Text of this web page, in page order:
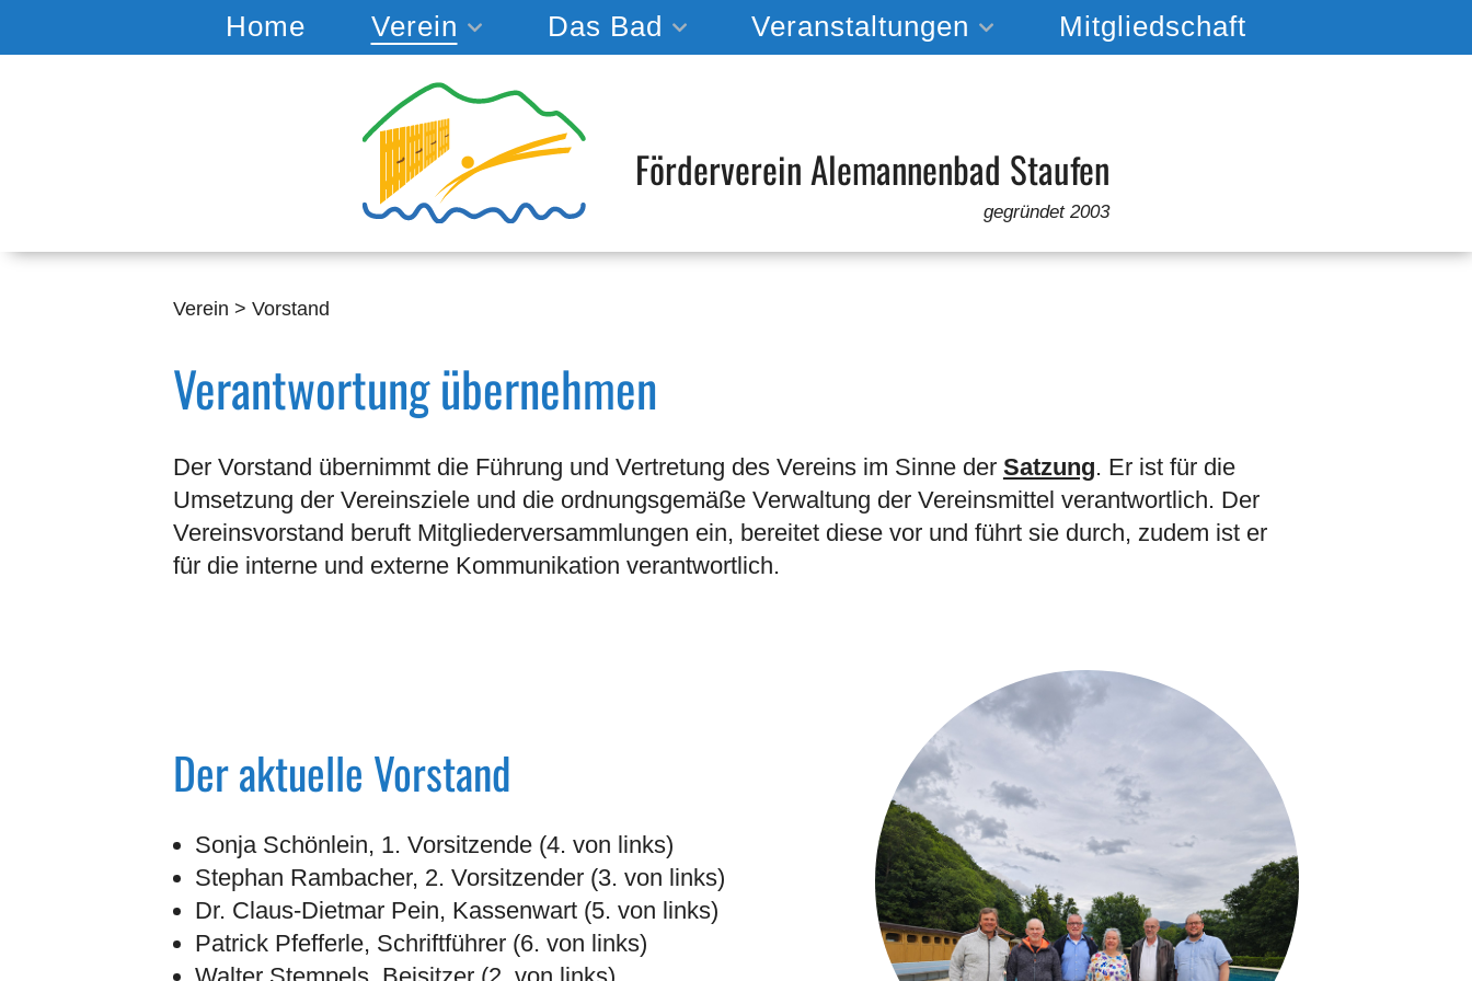
Home Verein Das Bad Veranstaltungen Mitgliedschaft
Förderverein Alemannenbad Staufen
gegründet 2003
Verein > Vorstand
Verantwortung übernehmen
Der Vorstand übernimmt die Führung und Vertretung des Vereins im Sinne der Satzung. Er ist für die
Umsetzung der Vereinsziele und die ordnungsgemäße Verwaltung der Vereinsmittel verantwortlich. Der
Vereinsvorstand beruft Mitgliederversammlungen ein, bereitet diese vor und führt sie durch, zudem ist er
für die interne und externe Kommunikation verantwortlich.
Der aktuelle Vorstand
Sonja Schönlein, 1. Vorsitzende (4. von links)
Stephan Rambacher, 2. Vorsitzender (3. von links)
Dr. Claus-Dietmar Pein, Kassenwart (5. von links)
Patrick Pfefferle, Schriftführer (6. von links)